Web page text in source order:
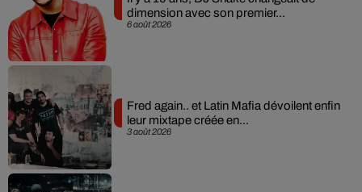
6 août 2026
dimension avec son premier...
3 août 2026
Fred again.. et Latin Mafia dévoilent enfin
leur mixtape créée en...